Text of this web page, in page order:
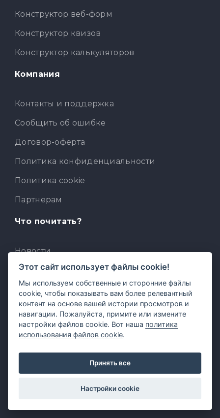
Конструктор веб-форм
Конструктор квизов
Конструктор калькуляторов
Компания
Контакты и поддержка
Сообщить об ошибке
Договор-оферта
Политика конфиденциальности
Политика cookie
Партнерам
Что почитать?
Новости
Блог
Кейсы
База знаний
Для разработчиков
MCP для AI-клиентов
Отзывы и предложения
Этот сайт использует файлы cookie!
Мы используем собственные и сторонние файлы
cookie, чтобы показывать вам более релевантный
контент на основе вашей истории просмотров и
навигации. Пожалуйста, примите или измените
настройки файлов cookie. Вот наша политика
использования файлов cookie.
Принять все
Настройки cookie